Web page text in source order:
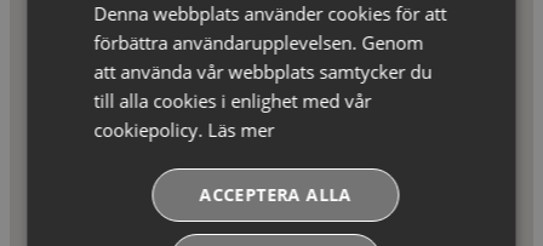
Denna webbplats använder cookies för att
förbättra användarupplevelsen. Genom
att använda vår webbplats samtycker du
till alla cookies i enlighet med vår
cookiepolicy. Läs mer
ACCEPTERA ALLA